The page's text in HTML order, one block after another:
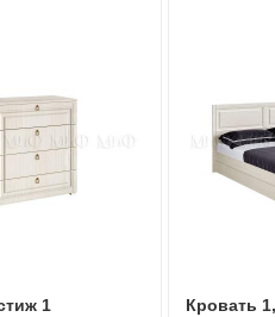
1 Кровать